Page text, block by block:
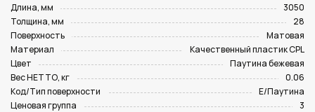
Длина, мм
3050
Толщина, мм
28
Поверхность
Матовая
Материал
Качественный пластик CPL
Цвет
Паутина бежевая
Вес НЕТТО, кг
0.06
Код/Тип поверхности
E/Паутина
Ценовая группа
3